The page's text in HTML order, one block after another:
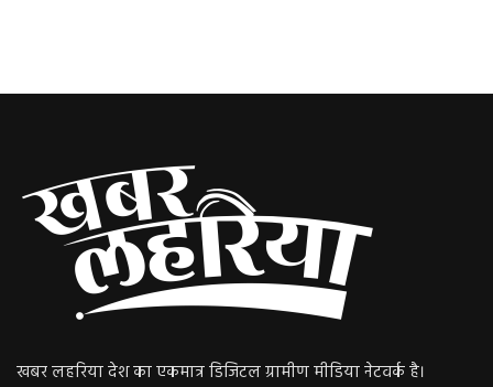
खबर लहरिया देश का एकमात्र डिजिटल ग्रामीण मीडिया नेटवर्क है।